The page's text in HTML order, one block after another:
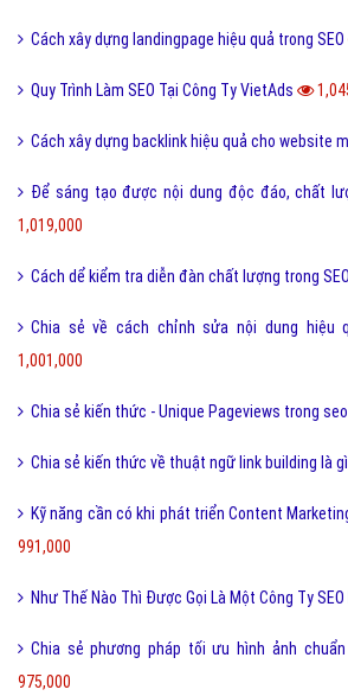
Cách xây dựng landingpage hiệu quả trong SEO
Quy Trình Làm SEO Tại Công Ty VietAds
Cách xây dựng backlink hiệu quả cho website
Để sáng tạo được nội dung độc đáo, chất
1,019,000
Cách dể kiểm tra diễn đàn chất lượng trong SEO
Chia sẻ về cách chỉnh sửa nội dung hiệu
1,001,000
Chia sẻ kiến thức - Unique Pageviews trong
Chia sẻ kiến thức về thuật ngữ link building là
Kỹ năng cần có khi phát triển Content
991,000
Như Thế Nào Thì Được Gọi Là Một Công Ty SEO
Chia sẻ phương pháp tối ưu hình ảnh
975,000